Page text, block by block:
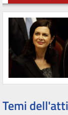
Temi